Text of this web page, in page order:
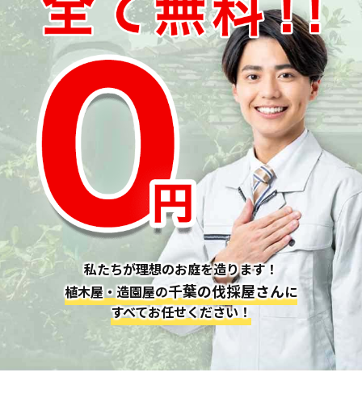
私たちが理想のお庭を造ります！
植木屋・造園屋の千葉の伐採屋さんに
すべてお任せください！